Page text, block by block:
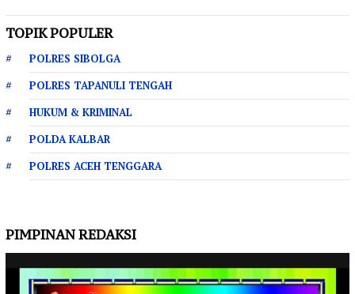
TOPIK POPULER
POLRES SIBOLGA
POLRES TAPANULI TENGAH
HUKUM & KRIMINAL
POLDA KALBAR
POLRES ACEH TENGGARA
PIMPINAN REDAKSI